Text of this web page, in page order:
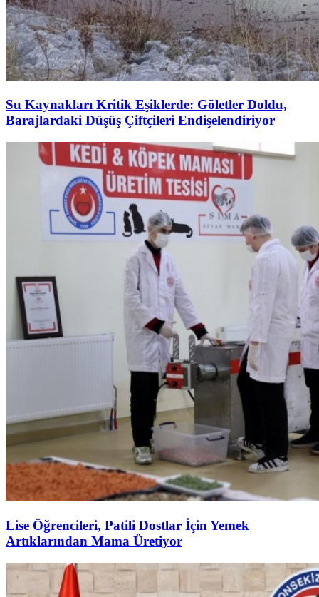
Su Kaynakları Kritik Eşiklerde: Göletler Doldu,
Barajlardaki Düşüş Çiftçileri Endişelendiriyor
Lise Öğrencileri, Patili Dostlar İçin Yemek
Artıklarından Mama Üretiyor